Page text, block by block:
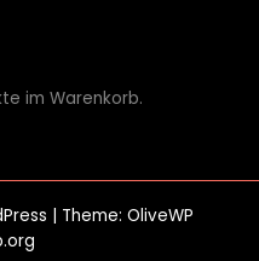
im Warenkorb.
| Theme: OliveWP